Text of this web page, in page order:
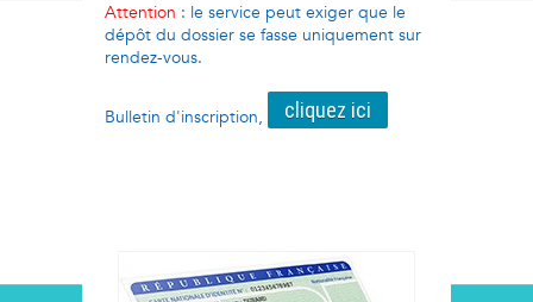
Attention : le service peut exiger que le
dépôt du dossier se fasse uniquement sur
rendez-vous.
Bulletin d'inscription, cliquez ici